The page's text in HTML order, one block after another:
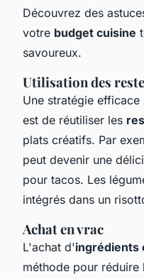
Découvrez des
votre budget cuisine
savoureux.
Utilisation des
Une stratégie
est de réutiliser les
plats créatifs. Par
peut devenir une
pour tacos. Les
intégrés dans un
Achat en vrac
L'achat d'ingrédients
méthode pour réduire